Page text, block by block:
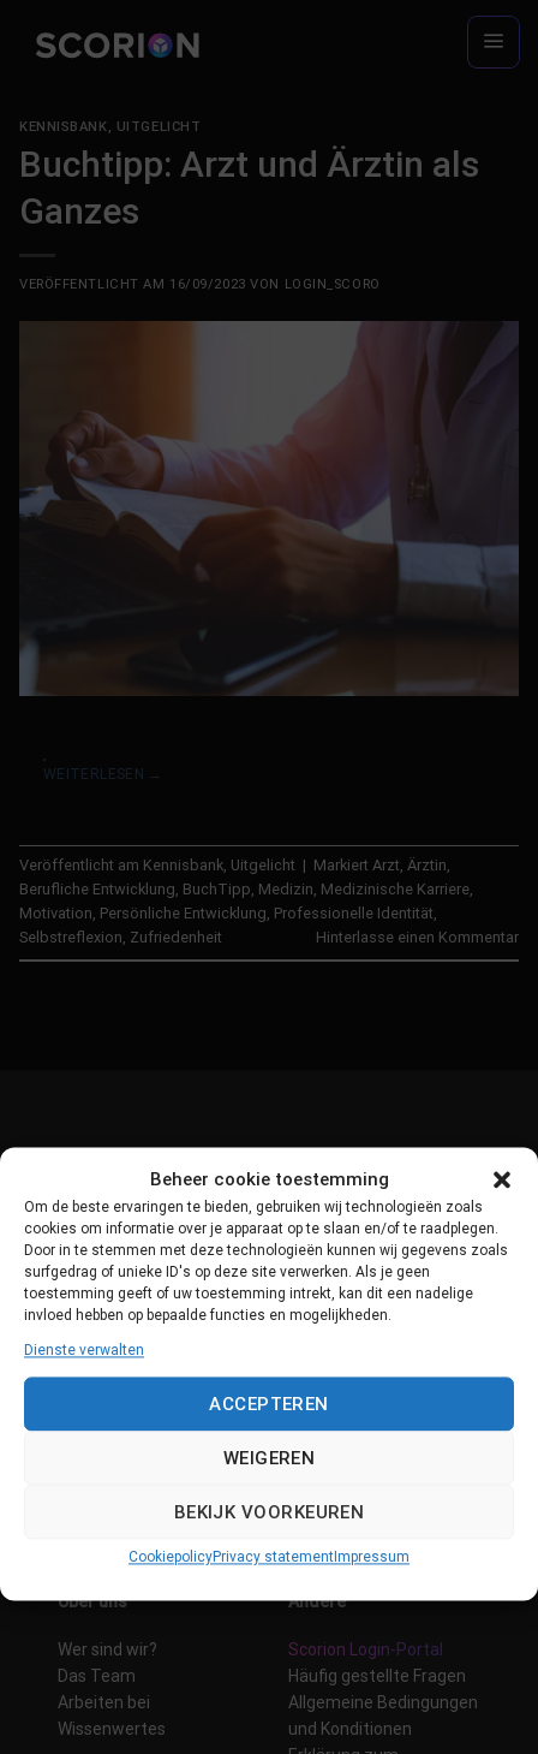
Beheer cookie toestemming
Om de beste ervaringen te bieden, gebruiken wij technologieën zoals
cookies om informatie over je apparaat op te slaan en/of te raadplegen.
Door in te stemmen met deze technologieën kunnen wij gegevens zoals
surfgedrag of unieke ID's op deze site verwerken. Als je geen
toestemming geeft of uw toestemming intrekt, kan dit een nadelige
invloed hebben op bepaalde functies en mogelijkheden.
Dienste verwalten
ACCEPTEREN
WEIGEREN
BEKIJK VOORKEUREN
CookiepolicyPrivacy statement Impressum
Inhalt
KENNISBANK, UITGELICHT
Buchtipp: Arzt und Ärztin als
Ganzes
VERÖFFENTLICHT AM 16/09/2023 VON LOGIN_SCORO
WEITERLESEN →
Veröffentlicht am Kennisbank Uitgelicht | Markiert Arzt Ärztin
Berufliche Entwicklung BuchTipp Medizin Medizinische Karriere
Motivation Persönliche Entwicklung Professionelle Identität
Selbstreflexion Zufriedenheit Hinterlasse einen Kommentar
Producten
Support
Datensicherheit
Systemupdates
Über uns
Wer sind wir?
Das Team
Arbeiten bei
Wissenwertes
Andere
Scorion Login-Portal
Häufig gestellte Fragen
Allgemeine Bedingungen
und Konditionen